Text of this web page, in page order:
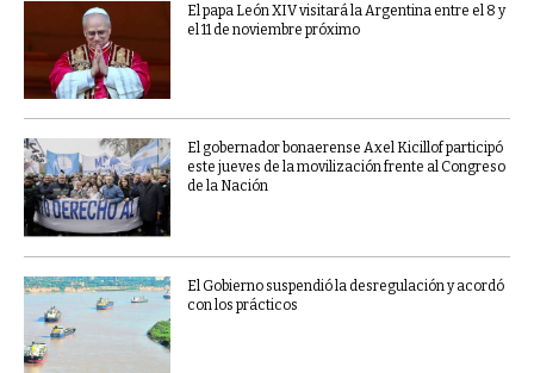
El papa León XIV visitará la Argentina entre el 8 y
el 11 de noviembre próximo
El gobernador bonaerense Axel Kicillof participó
este jueves de la movilización frente al Congreso
de la Nación
El Gobierno suspendió la desregulación y acordó
con los prácticos